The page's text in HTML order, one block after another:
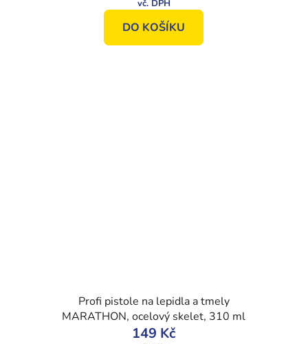
DO KOŠÍKU
Profi pistole na lepidla a tmely
MARATHON, ocelový skelet, 310 ml
149 Kč